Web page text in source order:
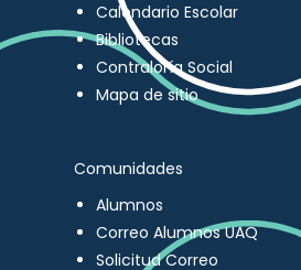
Calendario Escolar
Bibliotecas
Contraloría Social
Mapa de sitio
Comunidades
Alumnos
Correo Alumnos UAQ
Solicitud Correo